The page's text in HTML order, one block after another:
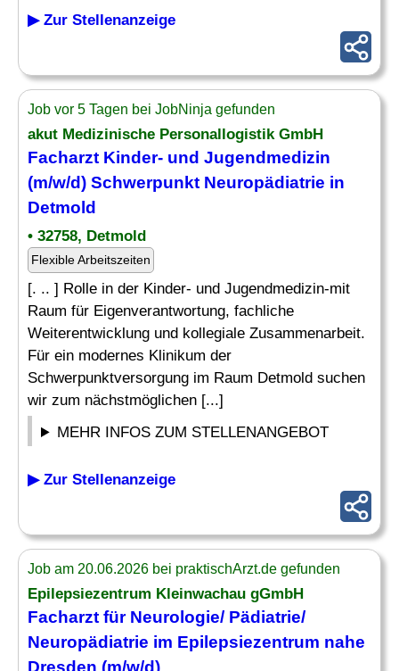
▶ Zur Stellenanzeige
Job vor 5 Tagen bei JobNinja gefunden
akut Medizinische Personallogistik GmbH
Facharzt Kinder- und Jugendmedizin
(m/w/d) Schwerpunkt Neuropädiatrie in
Detmold
• 32758, Detmold
Flexible Arbeitszeiten
[. .. ] Rolle in der Kinder- und Jugendmedizin-mit
Raum für Eigenverantwortung, fachliche
Weiterentwicklung und kollegiale Zusammenarbeit.
Für ein modernes Klinikum der
Schwerpunktversorgung im Raum Detmold suchen
wir zum nächstmöglichen [...]
MEHR INFOS ZUM STELLENANGEBOT
▶ Zur Stellenanzeige
Job am 20.06.2026 bei praktischArzt.de gefunden
Epilepsiezentrum Kleinwachau gGmbH
Facharzt für Neurologie/ Pädiatrie/
Neuropädiatrie im Epilepsiezentrum nahe
Dresden (m/w/d)